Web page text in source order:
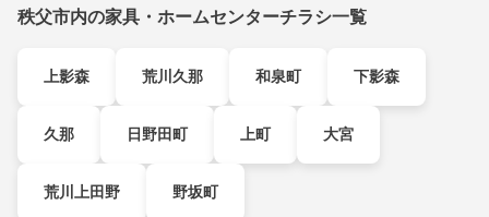
秩父市内の家具・ホームセンターチラシ一覧
上影森 荒川久那 和泉町 下影森
久那 日野田町 上町 大宮
荒川上田野 野坂町